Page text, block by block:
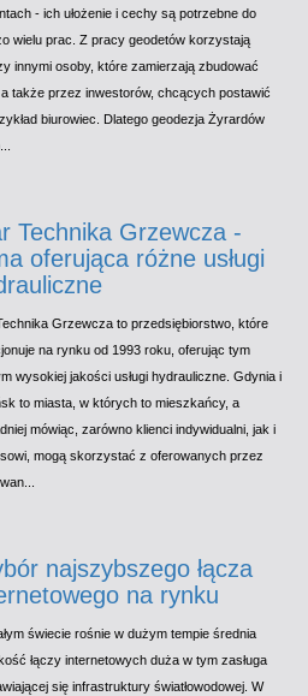
- ich ułożenie i cechy są potrzebne do
wielu prac. Z pracy geodetów korzystają
innymi osoby, które zamierzają zbudować
także przez inwestorów, chcących postawić
biurowiec. Dlatego geodezja Żyrardów
Technika Grzewcza -
oferująca różne usługi
Grzewcza to przedsiębiorstwo, które
na rynku od 1993 roku, oferując tym
wysokiej jakości usługi hydrauliczne. Gdynia i
to miasta, w których to mieszkańcy, a
mówiąc, zarówno klienci indywidualni, jak i
mogą skorzystać z oferowanych przez
najszybszego łącza
na rynku
świecie rośnie w dużym tempie średnia
łączy internetowych duża w tym zasługa
się infrastruktury światłowodowej. W